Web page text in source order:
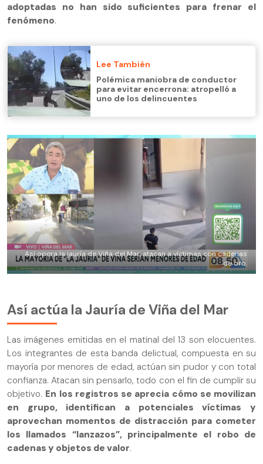
adoptadas no han sido suficientes para frenar el
fenómeno.
Lee También
Polémica maniobra de conductor
para evitar encerrona: atropelló a
uno de los delincuentes
Así opera la jauría de Viña del Mar, atacan a víctimas con cadenas
de oro.
Así actúa la Jauría de Viña del Mar
Las imágenes emitidas en el matinal del 13 son elocuentes.
Los integrantes de esta banda delictual, compuesta en su
mayoría por menores de edad, actúan sin pudor y con total
confianza. Atacan sin pensarlo, todo con el fin de cumplir su
objetivo. En los registros se aprecia cómo se movilizan
en grupo, identifican a potenciales víctimas y
aprovechan momentos de distracción para cometer
los llamados “lanzazos”, principalmente el robo de
cadenas y objetos de valor.